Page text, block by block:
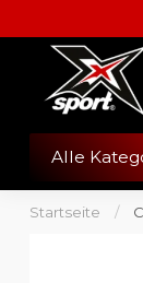
Alle
Startseite /